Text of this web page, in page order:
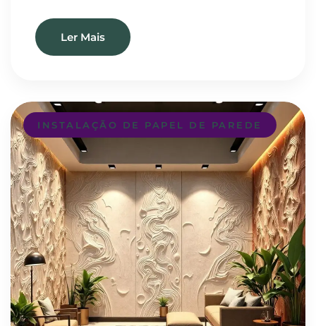
Ler Mais
INSTALAÇÃO DE PAPEL DE PAREDE